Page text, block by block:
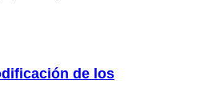
de los